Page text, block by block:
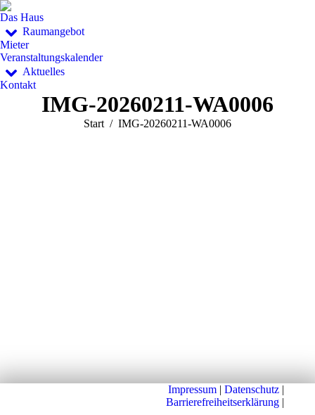
Das Haus
Raumangebot
Mieter
Veranstaltungskalender
Aktuelles
Kontakt
IMG-20260211-WA0006
Sie befinden sich hier:
Start IMG-20260211-WA0006
Impressum | Datenschutz |
Barrierefreiheitserklärung |